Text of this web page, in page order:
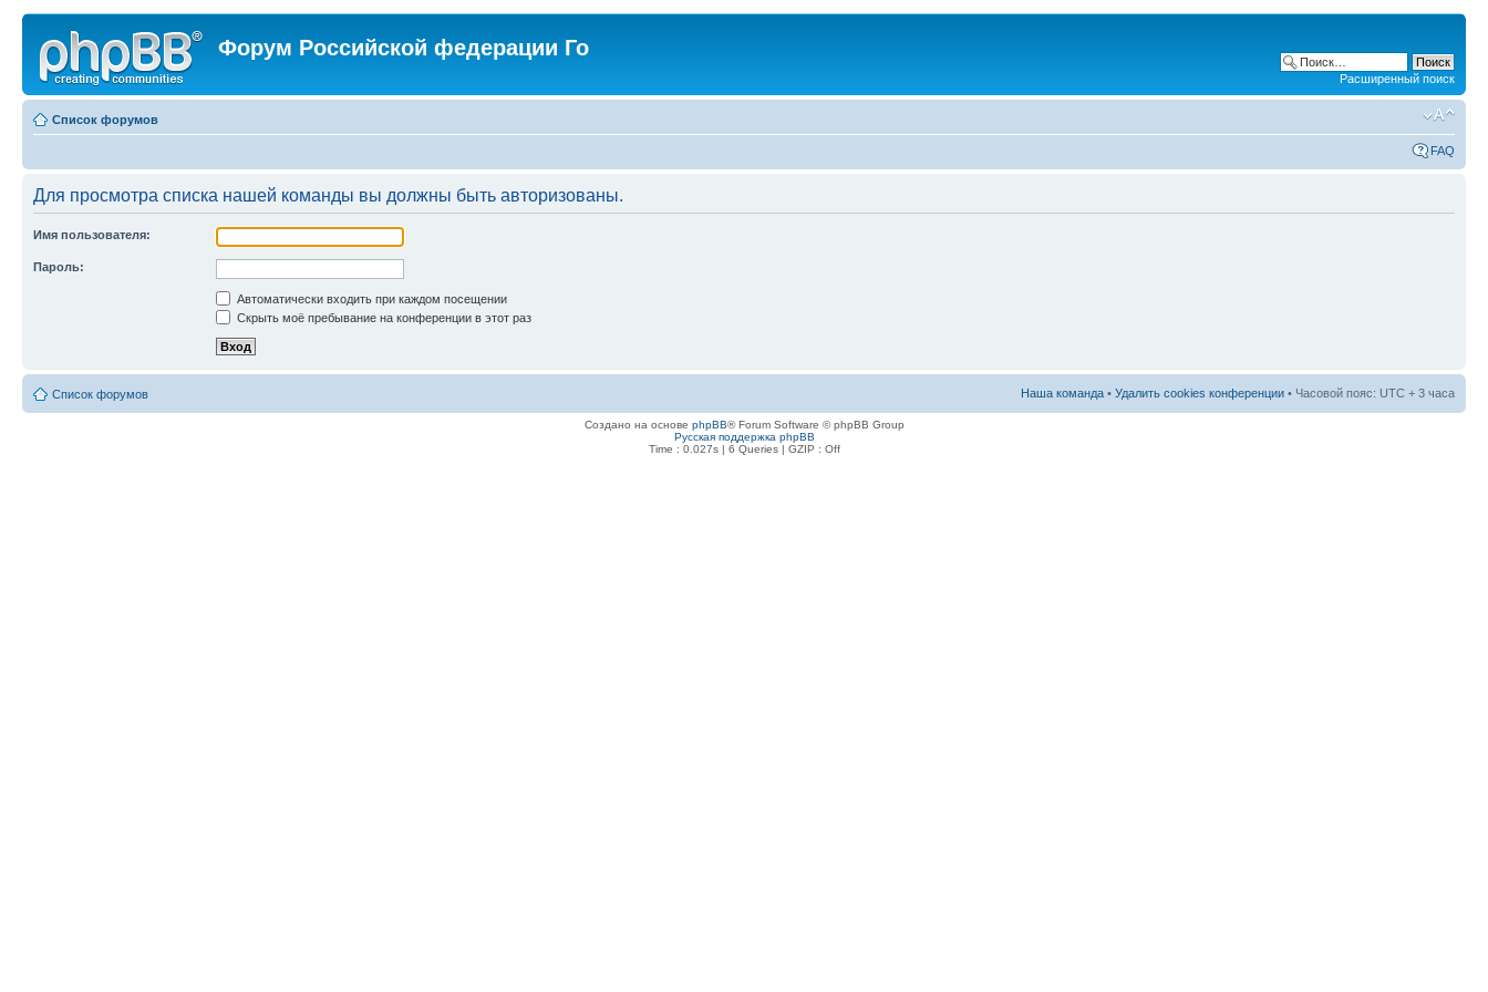
Форум Российской федерации Го
Расширенный поиск
Список форумов
FAQ
Для просмотра списка нашей команды вы должны быть авторизованы.
Имя пользователя:
Пароль:
Автоматически входить при каждом посещении
Скрыть моё пребывание на конференции в этот раз
Список форумов Наша команда • Удалить cookies конференции • Часовой пояс: UTC + 3 часа
Создано на основе phpBB® Forum Software © phpBB Group
Русская поддержка phpBB
Time : 0.027s | 6 Queries | GZIP : Off